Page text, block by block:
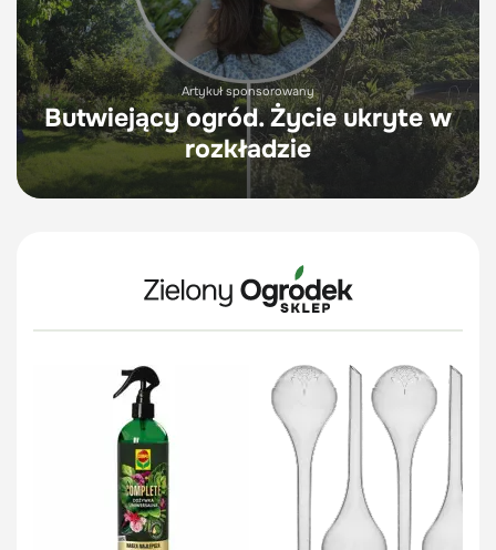
Artykuł sponsorowany
Butwiejący ogród. Życie ukryte w
rozkładzie